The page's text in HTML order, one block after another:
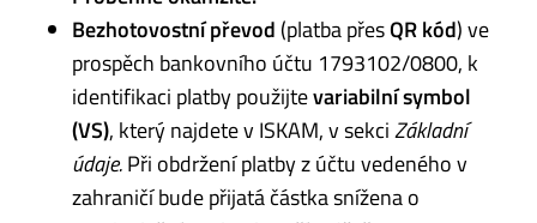
Bezhotovostní převod (platba přesQR kód) ve
prospěch bankovního účtu 1793102/0800, k
identifikaci platby použijtevariabilní symbol
(VS), který najdete v ISKAM, v sekciZákladní
údaje.Při obdržení platby z účtu vedeného v
zahraničí bude přijatá částka snížena o